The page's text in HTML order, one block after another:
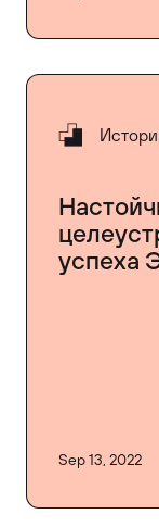
успеха
Sep 13, 2022